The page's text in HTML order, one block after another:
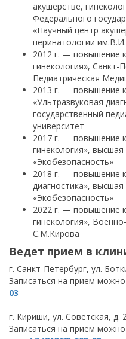
акушерстве,
Федерального
«Научный центр
перинатологии
2012 г. — повышение
гинекология», Санкт-
Педиатрическая
2013 г. — повышение
«Ультразвуковая
государственный
университет
2017 г. — повышение
гинекология»,
«Экобезопасность»
2018 г. — повышение
диагностика»,
«Экобезопасность»
2022 г. — повышение
гинекология»,
С.М.Кирова
Ведет прием в
г. Санкт-Петербург, ул.
Записаться на прием
03
г. Кириши, ул. Советская, д.
Записаться на прием